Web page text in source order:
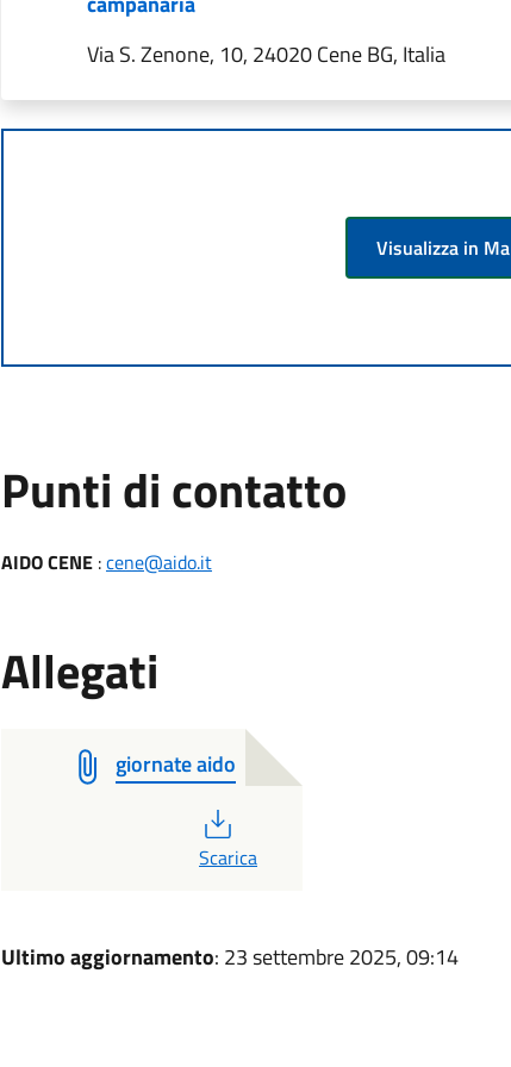
Via S. Zenone, 10, 24020 Cene BG, Italia
Visualizza in
Punti di contatto
AIDO CENE:cene@aido.it
Allegati
giornate aido
PDF
Scarica
Ultimo aggiornamento: 23 settembre 2025, 09:14